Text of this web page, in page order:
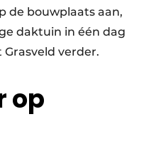
de bouwplaats aan,
daktuin in één dag
verder.
op